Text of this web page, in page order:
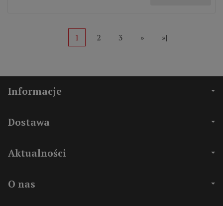
1 2 3 » »|
Informacje
Dostawa
Aktualności
O nas